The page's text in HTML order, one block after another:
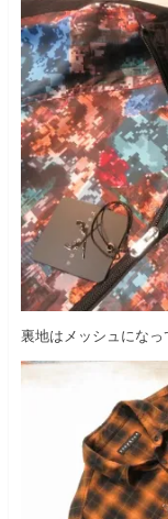
裏地はメッシュになっ